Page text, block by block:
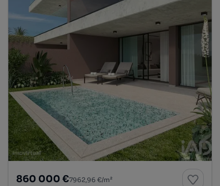
860 000 €7962,96 €/m²